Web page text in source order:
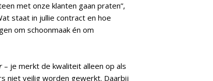
met onze klanten gaan praten”,
staat in jullie contract en hoe
om schoonmaak én om
– je merkt de kwaliteit alleen op als
niet veilig worden gewerkt. Daarbij